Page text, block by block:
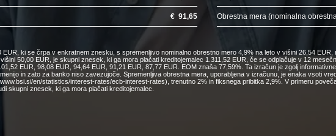
€ 91,65 Obrestna mera (nominalna
ki se črpa v enkratnem znesku, s spremenljivo nominalno obrestno mero 4,9% na leto v višini 26,54
50,00 EUR, je skupni znesek, ki ga mora plačati kreditojemalec 1.311,52 EUR, če se odplačuje v 12
EUR, 98,08 EUR, 94,64 EUR, 91,21 EUR, 87,77 EUR. EOM znaša 77,59%. Ta izračun je zgolj
in zato za banko niso zavezujoče. Spremenljiva obrestna mera, uporabljena v izračunu, je enaka vsoti
en/statistics/interest-rates/ecb-interest-rates), trenutno 2% in fiksnega pribitka 2,9%. V primeru
skupni znesek, ki ga mora plačati kreditojemalec.